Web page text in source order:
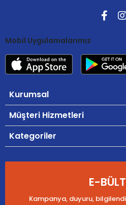
Mobil Uygulamalarımız
Kurumsal
Müşteri Hizmetleri
Kategoriler
E-
Kampanya, duyuru,